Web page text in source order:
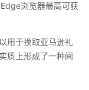
浏览器最高可获
用于换取亚马逊礼
质上形成了一种间